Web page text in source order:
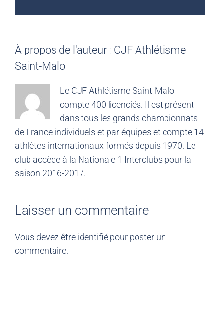
À propos de l'auteur : CJF Athlétisme
Saint-Malo
Le CJF Athlétisme Saint-Malo
compte 400 licenciés. Il est présent
dans tous les grands championnats
de France individuels et par équipes et compte 14
athlètes internationaux formés depuis 1970. Le
club accède à la Nationale 1 Interclubs pour la
saison 2016-2017.
Laisser un commentaire
Vous devez être identifié pour poster un
commentaire.